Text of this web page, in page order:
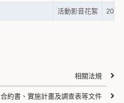
活動影音花絮
相關法規
合約書、實施計畫及調查表等文件